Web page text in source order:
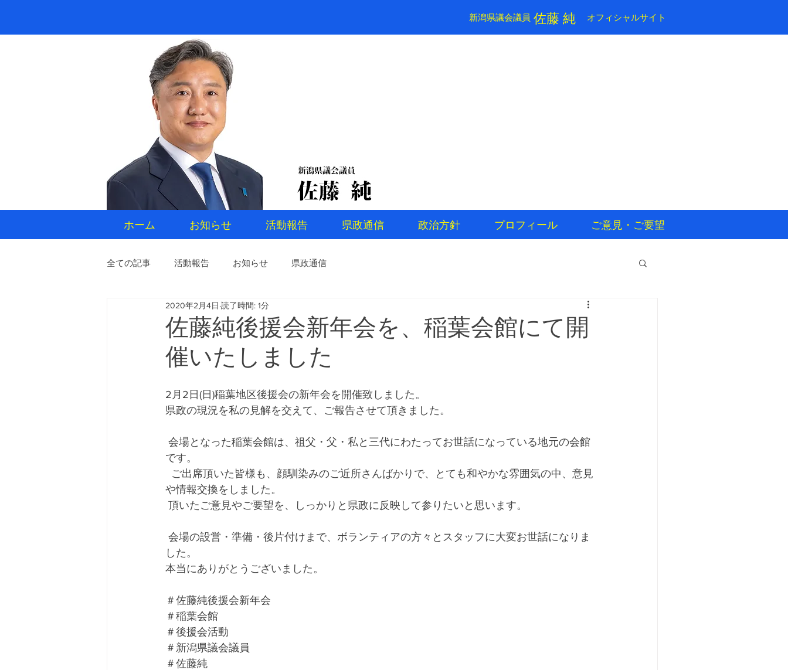
新潟県議会議員 ​佐藤 純 ​オフィシャルサイト
ホーム お知らせ 活動報告 県政通信 政治方針 プロフィール ご意見・ご要望
全ての記事 活動報告 お知らせ 県政通信
佐藤純後援会新年会を、稲葉会館にて開
催いたしました
2020年2月4日 読了時間: 1分
2月2日(日)稲葉地区後援会の新年会を開催致しました。
県政の現況を私の見解を交えて、ご報告させて頂きました。
です。
や情報交換をしました。
頂いたご意見やご要望を、しっかりと県政に反映して参りたいと思います。
した。
本当にありがとうございました。
＃佐藤純後援会新年会
＃稲葉会館
＃後援会活動
＃新潟県議会議員
＃佐藤純